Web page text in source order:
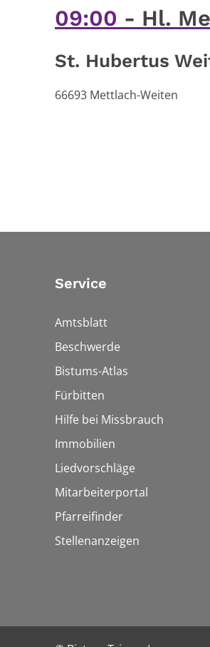
09:00 Hl.
St. Hubertus
66693 Mettlach-Weiten
Service
Amtsblatt
Beschwerde
Bistums-Atlas
Fürbitten
Hilfe bei Missbrauch
Immobilien
Liedvorschläge
Mitarbeiterportal
Pfarreifinder
Stellenanzeigen